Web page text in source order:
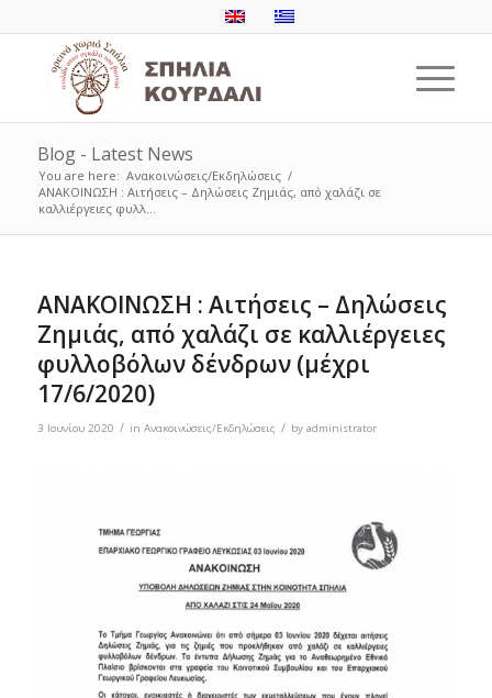
Blog - Latest News
You are here: Ανακοινώσεις/Εκδηλώσεις /
ΑΝΑΚΟΙΝΩΣΗ : Αιτήσεις – Δηλώσεις Ζημιάς, από χαλάζι σε
καλλιέργειες φυλλ...
ΑΝΑΚΟΙΝΩΣΗ : Αιτήσεις – Δηλώσεις
Ζημιάς, από χαλάζι σε καλλιέργειες
φυλλοβόλων δένδρων (μέχρι
17/6/2020)
3 Ιουνίου 2020 / in Ανακοινώσεις/Εκδηλώσεις / by administrator